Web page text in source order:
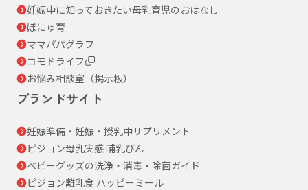
妊娠中に知っておきたい母乳育児のおはなし
ぼにゅ育
ママパパグラフ
コモドライフ
お悩み相談室（掲示板）
ブランドサイト
妊娠準備・妊娠・授乳中サプリメント
ピジョン母乳実感 哺乳びん
ベビーグッズの洗浄・消毒・除菌ガイド
ピジョン離乳食 ハッピーミール